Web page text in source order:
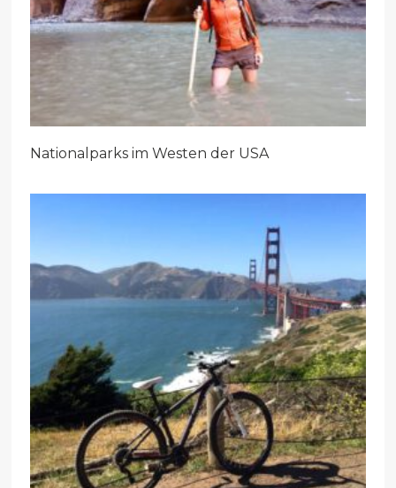
Nationalparks im Westen der USA